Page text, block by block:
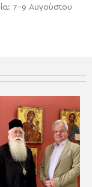
7-9 Αυγούστου